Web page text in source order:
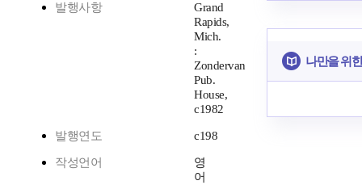
발행사항
Grand
Rapids,
Mich.
:
Zondervan
Pub.
House,
c1982
발행연도 c198
작성언어
영
어
나만을 위